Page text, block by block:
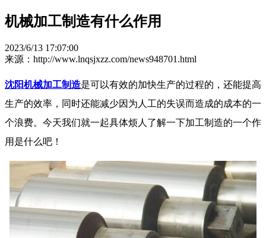
机械加工制造有什么作用
2023/6/13 17:07:00
来源：http://www.lnqsjxzz.com/news948701.html
沈阳机械加工制造是可以有效的加快生产的过程的，还能提高
生产的效率，同时还能减少因为人工的失误而造成的成本的一
个浪费。今天我们就一起具体烦人了解一下加工制造的一个作
用是什么吧！